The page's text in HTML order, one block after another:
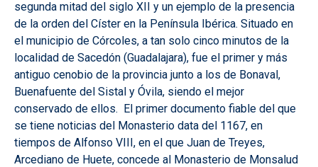
segunda mitad del siglo XII y un ejemplo de la presencia
de la orden del Císter en la Península Ibérica. Situado en
el municipio de Córcoles, a tan solo cinco minutos de la
localidad de Sacedón (Guadalajara), fue el primer y más
antiguo cenobio de la provincia junto a los de Bonaval,
Buenafuente del Sistal y Óvila, siendo el mejor
conservado de ellos. El primer documento fiable del que
se tiene noticias del Monasterio data del 1167, en
tiempos de Alfonso VIII, en el que Juan de Treyes,
Arcediano de Huete, concede al Monasterio de Monsalud